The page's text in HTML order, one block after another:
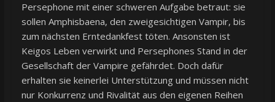
Persephone mit einer schweren Aufgabe betraut: sie
sollen Amphisbaena, den zweigesichtigen Vampir, bis
zum nächsten Erntedankfest töten. Ansonsten ist
Keigos Leben verwirkt und Persephones Stand in der
Gesellschaft der Vampire gefährdet. Doch dafür
erhalten sie keinerlei Unterstützung und müssen nicht
nur Konkurrenz und Rivalität aus den eigenen Reihen